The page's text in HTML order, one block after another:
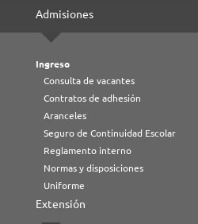
Admisiones
Ingreso
Consulta de vacantes
Contratos de adhesión
Aranceles
Seguro de Continuidad Escolar
Reglamento interno
Normas y disposiciones
Uniforme
Extensión